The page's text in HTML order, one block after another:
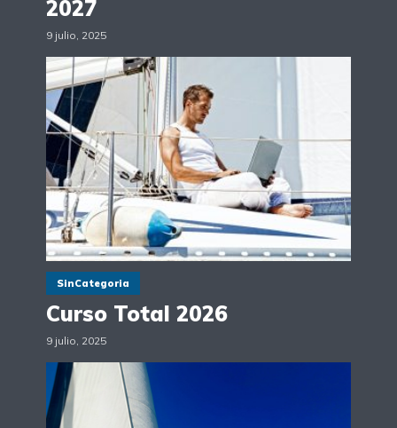
2027
9 julio, 2025
SinCategoria
Curso Total 2026
9 julio, 2025